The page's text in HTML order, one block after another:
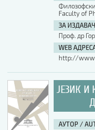
Faculty of
ЗА
Проф. др
WEB
http://
ЈЕЗИК И
АУТОР /